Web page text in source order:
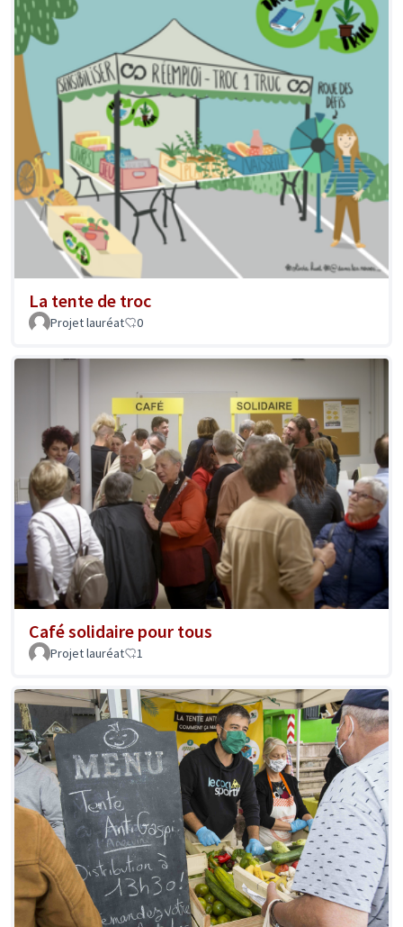
La tente de troc
Projet lauréat 0
Café solidaire pour tous
Projet lauréat 1